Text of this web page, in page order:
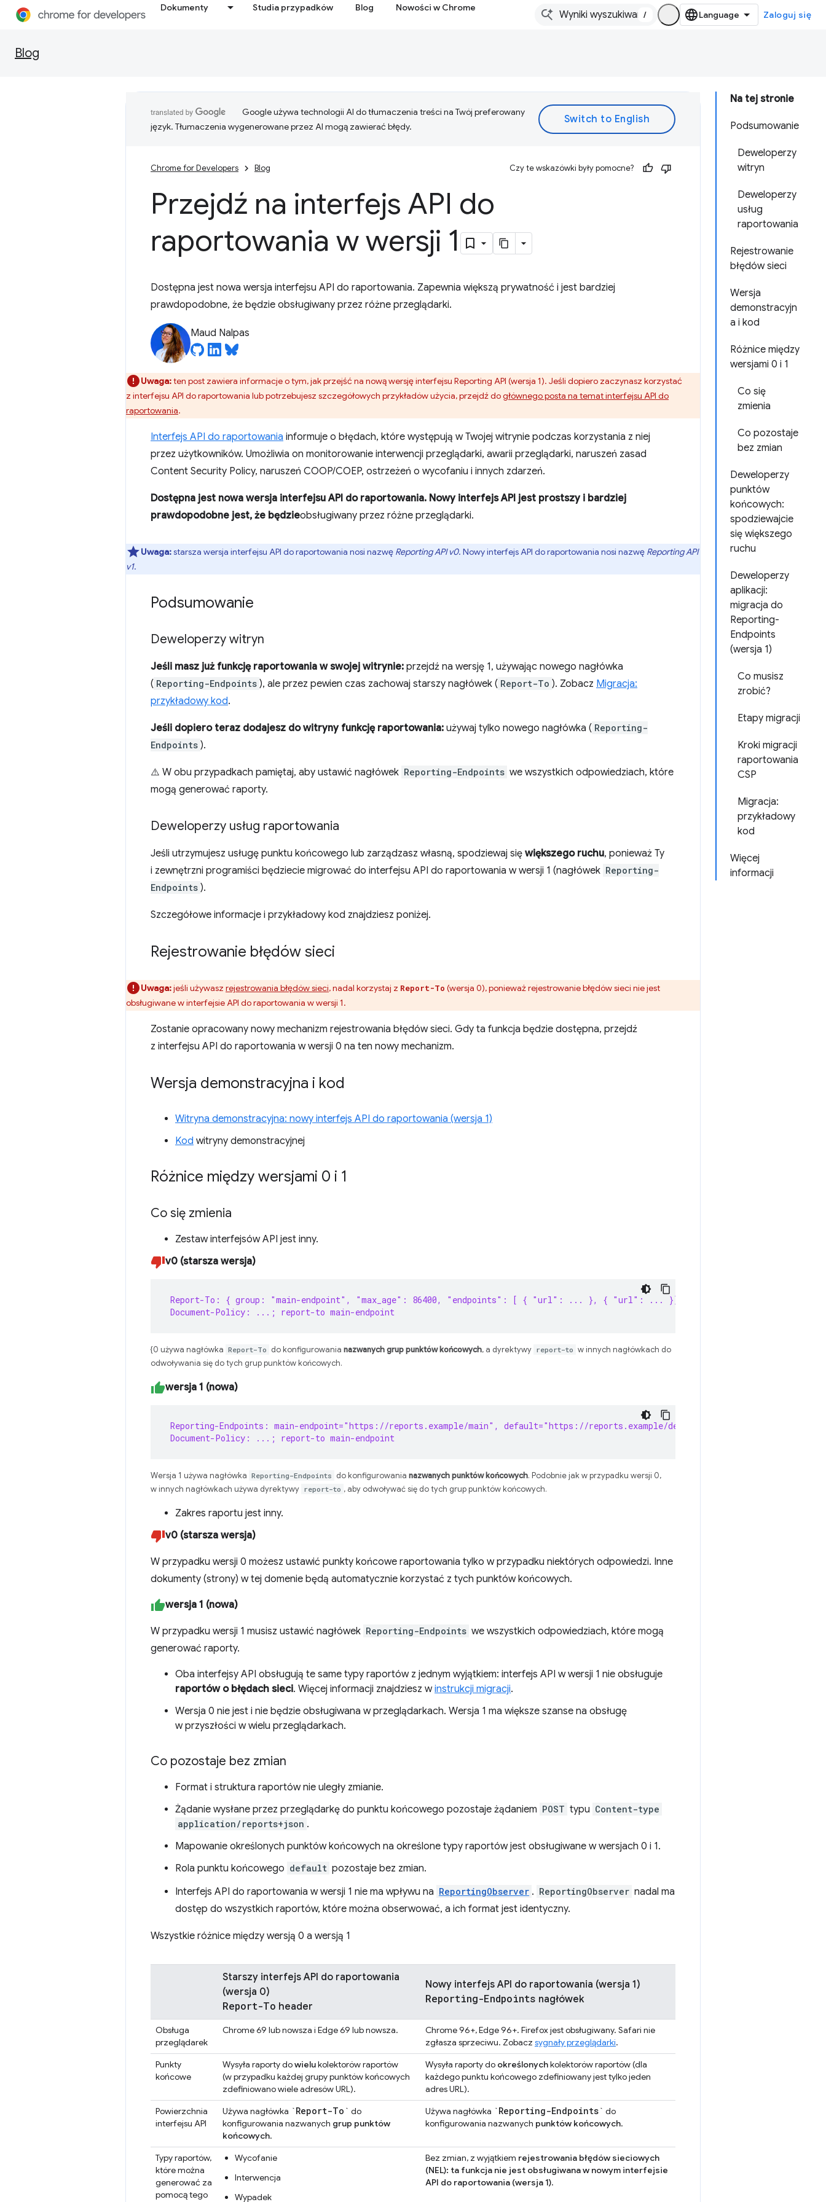
Dokumenty Studia przypadków Blog Nowości w Chrome
/ Zaloguj się
Blog
Na tej stronie
Podsumowanie
Deweloperzy
witryn
Deweloperzy
usług
raportowania
Rejestrowanie
błędów sieci
Wersja
demonstracyjn
a i kod
Różnice między
wersjami 0 i 1
Co się
zmienia
Co pozostaje
bez zmian
Deweloperzy
punktów
końcowych:
spodziewajcie
się większego
ruchu
Deweloperzy
aplikacji:
migracja do
Reporting-
Endpoints
(wersja 1)
Co musisz
zrobić?
Etapy migracji
Kroki migracji
raportowania
CSP
Migracja:
przykładowy
kod
Więcej
informacji
Google używa technologii AI do tłumaczenia treści na Twój preferowany
język. Tłumaczenia wygenerowane przez AI mogą zawierać błędy.
Chrome for Developers Blog Czy te wskazówki były pomocne?
Przejdź na interfejs API do
raportowania w wersji 1
Dostępna jest nowa wersja interfejsu API do raportowania. Zapewnia większą prywatność i jest bardziej
prawdopodobne, że będzie obsługiwany przez różne przeglądarki.
Maud Nalpas
Uwaga:ten post zawiera informacje o tym, jak przejść na nową wersję interfejsu Reporting API (wersja 1). Jeśli dopiero zaczynasz korzystać
z interfejsu API do raportowania lub potrzebujesz szczegółowych przykładów użycia, przejdź dogłównego posta na temat interfejsu API do
raportowania.
Interfejs API do raportowania informuje o błędach, które występują w Twojej witrynie podczas korzystania z niej
przez użytkowników. Umożliwia on monitorowanie interwencji przeglądarki, awarii przeglądarki, naruszeń zasad
Content Security Policy, naruszeń COOP/COEP, ostrzeżeń o wycofaniu i innych zdarzeń.
Dostępna jest nowa wersja interfejsu API do raportowania. Nowy interfejs API jest prostszy i bardziej
prawdopodobne jest, że będzieobsługiwany przez różne przeglądarki.
Uwaga:starsza wersja interfejsu API do raportowania nosi nazwę Reporting API v0. Nowy interfejs API do raportowania nosi nazwę Reporting API
v1.
Podsumowanie
Deweloperzy witryn
Jeśli masz już funkcję raportowania w swojej witrynie: przejdź na wersję 1, używając nowego nagłówka
( Reporting-Endpoints ), ale przez pewien czas zachowaj starszy nagłówek ( Report-To ). Zobacz Migracja:
przykładowy kod.
Jeśli dopiero teraz dodajesz do witryny funkcję raportowania: używaj tylko nowego nagłówka ( Reporting-
Endpoints ).
⚠️ W obu przypadkach pamiętaj, aby ustawić nagłówek Reporting-Endpoints we wszystkich odpowiedziach, które
mogą generować raporty.
Deweloperzy usług raportowania
Jeśli utrzymujesz usługę punktu końcowego lub zarządzasz własną, spodziewaj się większego ruchu, ponieważ Ty
i zewnętrzni programiści będziecie migrować do interfejsu API do raportowania w wersji 1 (nagłówek Reporting-
Endpoints ).
Szczegółowe informacje i przykładowy kod znajdziesz poniżej.
Rejestrowanie błędów sieci
Uwaga:jeśli używasz rejestrowania błędów sieci, nadal korzystaj z Report-To (wersja 0), ponieważ rejestrowanie błędów sieci nie jest
obsługiwane w interfejsie API do raportowania w wersji 1.
Zostanie opracowany nowy mechanizm rejestrowania błędów sieci. Gdy ta funkcja będzie dostępna, przejdź
z interfejsu API do raportowania w wersji 0 na ten nowy mechanizm.
Wersja demonstracyjna i kod
Witryna demonstracyjna: nowy interfejs API do raportowania (wersja 1)
Kod witryny demonstracyjnej
Różnice między wersjami 0 i 1
Co się zmienia
Zestaw interfejsów API jest inny.
v0 (starsza wersja)
Report-To: { group: "main-endpoint", "max_age": 86400, "endpoints": [ { "url": ... }, { "url": ... }] }, { group: "default-
Document-Policy: ...; report-to main-endpoint
{0 używa nagłówka Report-To do konfigurowania nazwanych grup punktów końcowych, a dyrektywy report-to w innych nagłówkach do
odwoływania się do tych grup punktów końcowych.
wersja 1 (nowa)
Reporting-Endpoints: main-endpoint="https://reports.example/main", default="https://reports.example/default"
Document-Policy: ...; report-to main-endpoint
Wersja 1 używa nagłówka Reporting-Endpoints do konfigurowania nazwanych punktów końcowych. Podobnie jak w przypadku wersji 0,
w innych nagłówkach używa dyrektywy report-to , aby odwoływać się do tych grup punktów końcowych.
Zakres raportu jest inny.
v0 (starsza wersja)
W przypadku wersji 0 możesz ustawić punkty końcowe raportowania tylko w przypadku niektórych odpowiedzi. Inne
dokumenty (strony) w tej domenie będą automatycznie korzystać z tych punktów końcowych.
wersja 1 (nowa)
W przypadku wersji 1 musisz ustawić nagłówek Reporting-Endpoints we wszystkich odpowiedziach, które mogą
generować raporty.
Oba interfejsy API obsługują te same typy raportów z jednym wyjątkiem: interfejs API w wersji 1 nie obsługuje
raportów o błędach sieci. Więcej informacji znajdziesz winstrukcji migracji.
Wersja 0 nie jest i nie będzie obsługiwana w przeglądarkach. Wersja 1 ma większe szanse na obsługę
w przyszłości w wielu przeglądarkach.
Co pozostaje bez zmian
Format i struktura raportów nie uległy zmianie.
Żądanie wysłane przez przeglądarkę do punktu końcowego pozostaje żądaniem POST typu Content-type
application/reports+json .
Mapowanie określonych punktów końcowych na określone typy raportów jest obsługiwane w wersjach 0 i 1.
Rola punktu końcowego default pozostaje bez zmian.
Interfejs API do raportowania w wersji 1 nie ma wpływu na ReportingObserver . ReportingObserver nadal ma
dostęp do wszystkich raportów, które można obserwować, a ich format jest identyczny.
Wszystkie różnice między wersją 0 a wersją 1
Starszy interfejs API do raportowania
(wersja 0)
Report-To header
Nowy interfejs API do raportowania (wersja 1)
Reporting-Endpoints nagłówek
Obsługa
przeglądarek
Chrome 69 lub nowsza i Edge 69 lub nowsza.
Chrome 96+, Edge 96+. Firefox jest obsługiwany. Safari nie
zgłasza sprzeciwu. Zobacz sygnały przeglądarki.
Punkty
końcowe
Wysyła raporty dowielukolektorów raportów
(w przypadku każdej grupy punktów końcowych
zdefiniowano wiele adresów URL).
Wysyła raporty do określonychkolektorów raportów (dla
każdego punktu końcowego zdefiniowany jest tylko jeden
adres URL).
Powierzchnia
interfejsu API
Używa nagłówka `Report-To` do
konfigurowania nazwanych grup punktów
końcowych.
Używa nagłówka `Reporting-Endpoints` do
konfigurowania nazwanych punktów końcowych.
Typy raportów,
które można
generować za
pomocą tego
Wycofanie
Interwencja
Wypadek
Bez zmian, z wyjątkiem rejestrowania błędów sieciowych
(NEL): ta funkcja nie jest obsługiwana w nowym interfejsie
API do raportowania (wersja 1).